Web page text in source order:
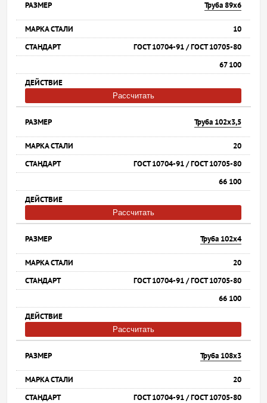
Труба 89х6
10
ГОСТ 10704-91 / ГОСТ 10705-80
67 100
Рассчитать
Труба 102х3,5
20
ГОСТ 10704-91 / ГОСТ 10705-80
66 100
Рассчитать
Труба 102х4
20
ГОСТ 10704-91 / ГОСТ 10705-80
66 100
Рассчитать
Труба 108х3
20
ГОСТ 10704-91 / ГОСТ 10705-80